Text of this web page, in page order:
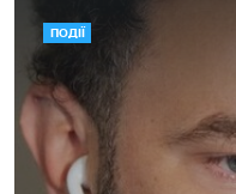
ПОДІЇ